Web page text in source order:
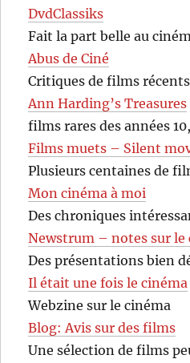
DvdClassiks
Fait la part belle au
Abus de Ciné
Critiques de films récents
Ann Harding’s Treasures
films rares des années
Films muets – Silent
Plusieurs centaines de
Mon cinéma à moi
Des chroniques
Newstrum – notes sur le
Des présentations bien
Il était une fois le cinéma
Webzine sur le cinéma
Blog: Avis sur des films
Une sélection de films